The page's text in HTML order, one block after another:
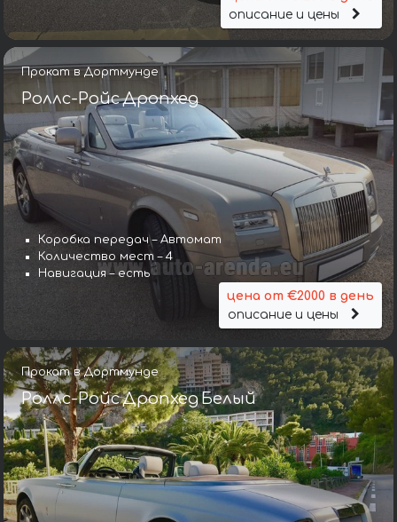
описание и цены
Прокат в Дортмунде
Роллс-Ройс Дропхед
Коробка передач – Автомат
Количество мест – 4
Навигация – есть
цена от €2000 в день
описание и цены
Прокат в Дортмунде
Роллс-Ройс Дропхед Белый